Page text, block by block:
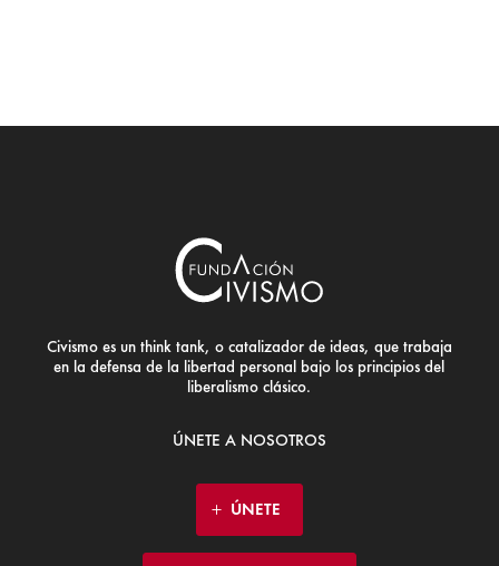
Civismo es un think tank, o catalizador de ideas, que trabaja
en la defensa de la libertad personal bajo los principios del
liberalismo clásico.
ÚNETE A NOSOTROS
ÚNETE